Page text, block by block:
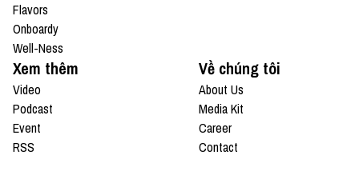
Flavors
Onboardy
Well-Ness
Xem thêm
Video
Podcast
Event
RSS
Về chúng tôi
About Us
Media Kit
Career
Contact